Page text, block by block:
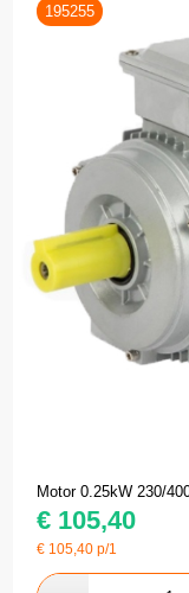
195255
Motor 0.25kW 230/
€ 105,40
€ 105,40 p/1